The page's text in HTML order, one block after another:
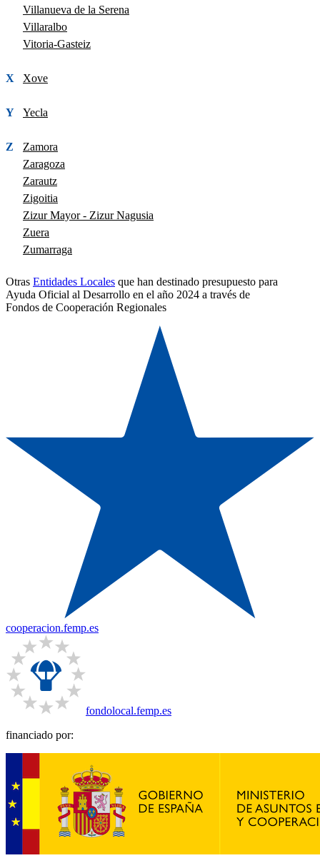
Villanueva de la Serena
Villaralbo
Vitoria-Gasteiz
X Xove
Y Yecla
Z
Zamora
Zaragoza
Zarautz
Zigoitia
Zizur Mayor - Zizur Nagusia
Zuera
Zumarraga
Otras Entidades Locales que han destinado presupuesto para
Ayuda Oficial al Desarrollo en el año 2024 a través de
Fondos de Cooperación Regionales
cooperacion.femp.es
fondolocal.femp.es
financiado por: